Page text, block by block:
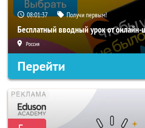
08:01:36 Получи первым!
Бесплатный вводный урок от
Россия
Перейти